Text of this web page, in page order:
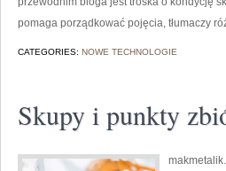
pomaga porządkować pojęcia, tłumaczy
CATEGORIES: NOWE TECHNOLOGIE
Skupy i punkty